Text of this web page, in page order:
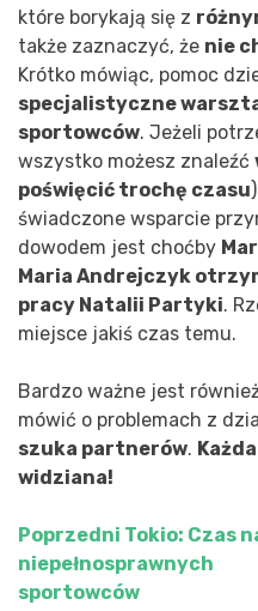
które borykają się z
także zaznaczyć, że nie
Krótko mówiąc, pomoc
specjalistyczne
sportowców. Jeżeli
wszystko możesz znaleźć
poświęcić trochę czasu
świadczone wsparcie
dowodem jest choćby
Maria Andrejczyk
pracy Natalii Partyki.
miejsce jakiś czas temu.
Bardzo ważne jest
mówić o problemach z
szuka partnerów.
widziana!
Nawigacja
wpisu
Poprzedni Tokio: Czas
niepełnosprawnych
sportowców